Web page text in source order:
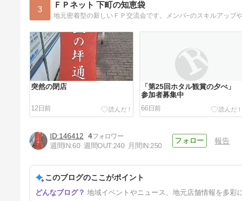
3 ＦＰネット 下町の知恵袋
地元密着型の新しいＦＰ交流会です。メンバ−のスキルアップ
突然の閉店
12日前
「第25回ホタル観賞の夕べ」
参加者募集中
66日前
雪の花 -ともに在りて-展
146412
4
週間IN:60 週間OUT:240 月間IN:250
報告
このブログのここがポイント
地域イベントやニュース、地元店舗情報を多彩